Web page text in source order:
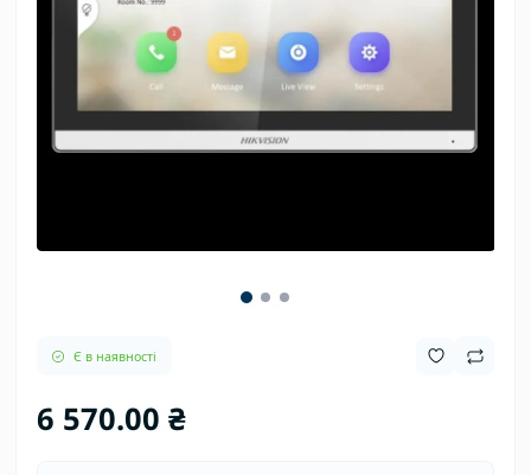
Є в наявності
6 570.00 ₴